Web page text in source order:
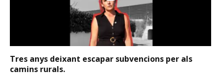
Tres anys deixant escapar subvencions per als
camins rurals.